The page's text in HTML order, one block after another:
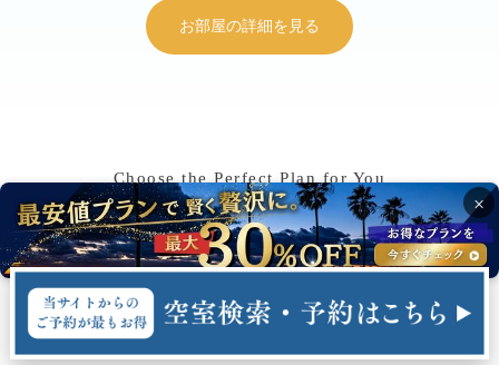
お部屋の詳細を見る
Choose the Perfect Plan for You
二ーズに合わせて選べるプラン
カップルでの記念日ステイから、 ファミリーやグループでの
にぎやかな滞在まで、さまざまなシーンに応じた多彩なプラン
をご用意しております。
×